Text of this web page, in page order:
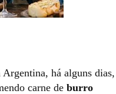
há alguns dias,
carne de burro